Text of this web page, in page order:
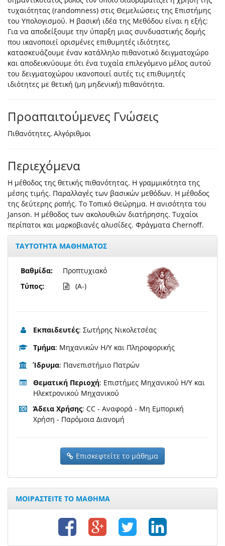
τυχαιότητας (randomness) στις Θεμελιώσεις της Επιστήμης
του Υπολογισμού. Η βασική ιδέα της Μεθόδου είναι η εξής:
Για να αποδείξουμε την ύπαρξη μιας συνδυαστικής δομής
που ικανοποιεί ορισμένες επιθυμητές ιδιότητες,
κατασκευάζουμε έναν κατάλληλο πιθανοτικό δειγματοχώρο
και αποδεικνύουμε ότι ένα τυχαία επιλεγόμενο μέλος αυτού
του δειγματοχώρου ικανοποιεί αυτές τις επιθυμητές
ιδιότητες με θετική (μη μηδενική) πιθανότητα.
Προαπαιτούμενες Γνώσεις
Πιθανότητες, Αλγόριθμοι
Περιεχόμενα
Η μέθοδος της θετικής πιθανότητας. Η γραμμικότητα της
μέσης τιμής. Παραλλαγές των βασικών μεθόδων. Η μέθοδος
της δεύτερης ροπής. Το Τοπικό Θεώρημα. Η ανισότητα του
Janson. Η μέθοδος των ακολουθιών διατήρησης. Τυχαίοι
περίπατοι και μαρκοβιανές αλυσίδες. Φράγματα Chernoff.
ΤΑΥΤΟΤΗΤΑ ΜΑΘΗΜΑΤΟΣ
Βαθμίδα:
Τύπος:
Προπτυχιακό
(A-)
Εκπαιδευτές: Σωτήρης Νικολετσέας
Τμήμα: Μηχανικών Η/Υ και Πληροφορικής
Ίδρυμα: Πανεπιστήμιο Πατρών
Θεματική Περιοχή: Επιστήμες Μηχανικού Η/Υ και
Ηλεκτρονικού Μηχανικού
Άδεια Χρήσης: CC - Αναφορά - Μη Εμπορική
Χρήση - Παρόμοια Διανομή
Επισκεφτείτε το μάθημα
ΜΟΙΡΑΣΤΕΙΤΕ ΤΟ ΜΑΘΗΜΑ